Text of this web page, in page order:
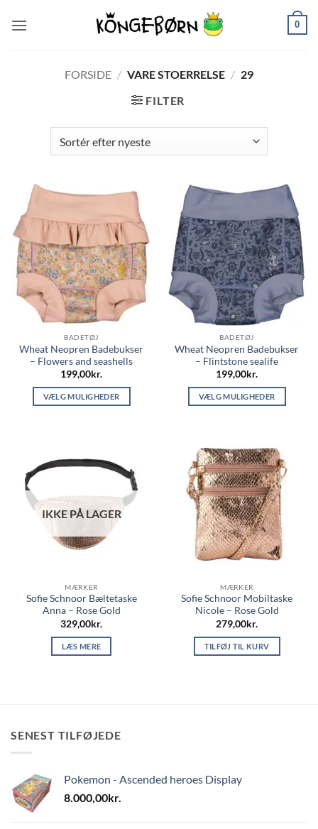
0
FORSIDE / VARE STOERRELSE / 29
FILTER
BADETØJ
Wheat Neopren Badebukser
– Flowers and seashells
199,00kr.
VÆLG MULIGHEDER
flere
varianter.
Mulighederne
vælges
varesiden
BADETØJ
Wheat Neopren Badebukser
– Flintstone sealife
199,00kr.
VÆLG MULIGHEDER
flere
varianter.
Mulighederne
kan
vælges
på
varesiden
IKKE PÅ LAGER
MÆRKER
Sofie Schnoor Bæltetaske
Anna – Rose Gold
329,00kr.
LÆS MERE
MÆRKER
Sofie Schnoor Mobiltaske
Nicole – Rose Gold
279,00kr.
TILFØJ TIL KURV
SENEST TILFØJEDE
Pokemon - Ascended heroes Display
8.000,00kr.